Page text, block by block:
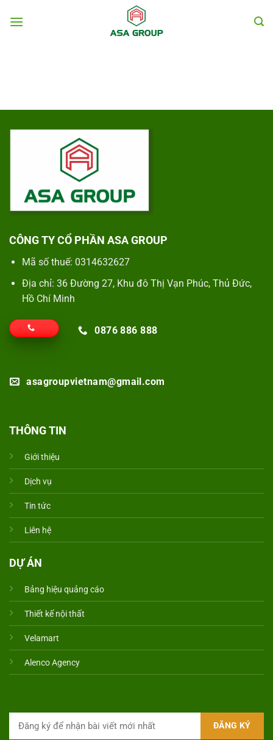
đến
CÔNG TY CỔ PHẦN ASA GROUP
Mã số thuế: 0314632627
Địa chỉ: 36 Đường 27, Khu đô Thị Vạn Phúc, Thủ Đức,
Hồ Chí Minh
0876 886 888
asagroupvietnam@gmail.com
THÔNG TIN
Giới thiệu
Dịch vụ
Tin tức
Liên hệ
DỰ ÁN
Bảng hiệu quảng cáo
Thiết kế nội thất
Velamart
Alenco Agency